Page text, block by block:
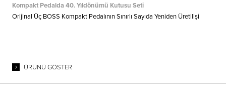
Kompakt Pedalda 40. Yıldönümü Kutusu Seti
Orijinal Üç BOSS Kompakt Pedalının Sınırlı Sayıda Yeniden Üretilişi
ÜRÜNÜ GÖSTER